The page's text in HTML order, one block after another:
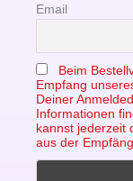
Email
Beim
Empfang
Deiner
Informationen
kannst jederzeit
aus der